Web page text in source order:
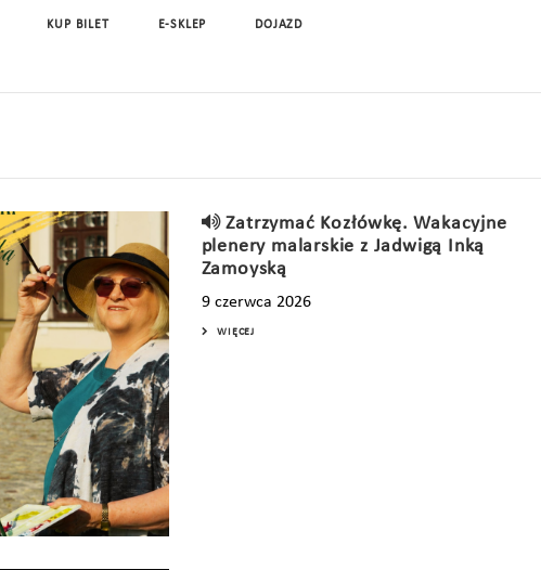
KUP BILET E-SKLEP DOJAZD
Zatrzymać Kozłówkę. Wakacyjne
plenery malarskie z Jadwigą Inką
Zamoyską
9 czerwca 2026
WIĘCEJ